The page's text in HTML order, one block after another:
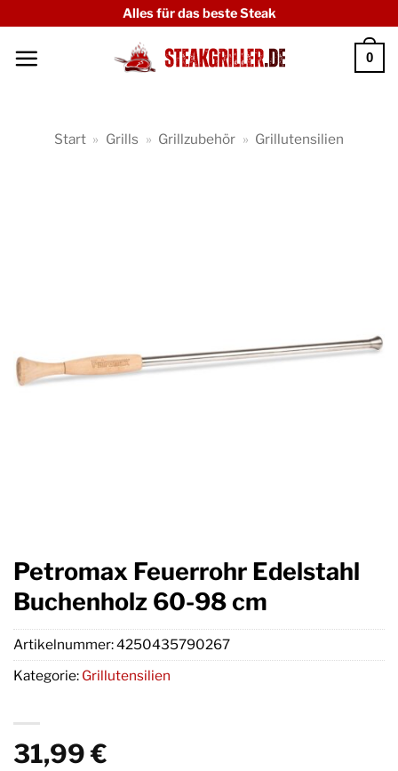
springen
Alles für das beste Steak
0
Start » Grills » Grillzubehör » Grillutensilien
Petromax Feuerrohr Edelstahl
Buchenholz 60-98 cm
31,99€
Artikelnummer:4250435790267
Kategorie: Grillutensilien